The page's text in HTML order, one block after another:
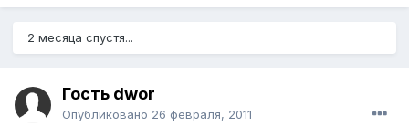
2 месяца спустя...
Гость dwor
Опубликовано 26 февраля, 2011